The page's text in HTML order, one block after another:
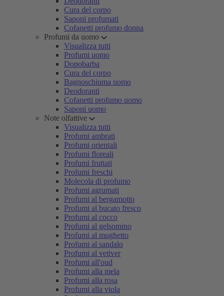
Cura del corpo
Saponi profumati
Cofanetti profumo donna
Profumi da uomo
Visualizza tutti
Profumi uomo
Dopobarba
Cura del corpo
Bagnoschiuma uomo
Deodoranti
Cofanetti profumo uomo
Saponi uomo
Note olfattive
Visualizza tutti
Profumi ambrati
Profumi orientali
Profumi floreali
Profumi fruttati
Profumi freschi
Molecola di profumo
Profumi agrumati
Profumi al bergamotto
Profumi al bucato fresco
Profumi al cocco
Profumi al gelsomino
Profumi al mughetto
Profumi al sandalo
Profumi al vetiver
Profumi all'oud
Profumi alla mela
Profumi alla rosa
Profumi alla viola